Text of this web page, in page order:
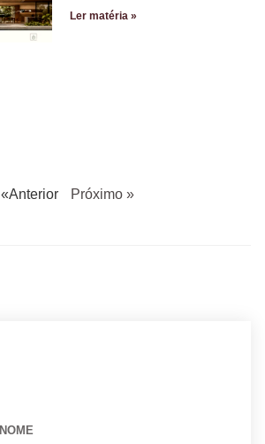
Ler matéria »
«Anterior Próximo »